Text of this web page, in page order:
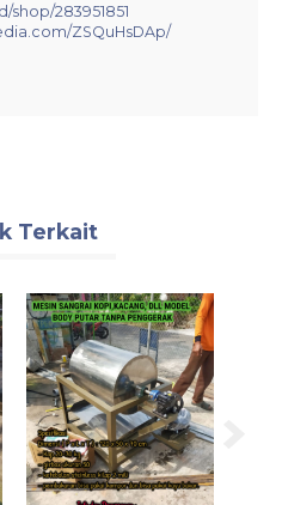
283951851
ZSQuHsDAp/
Terkait